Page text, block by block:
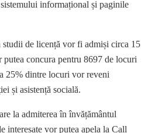
informațional și paginile
studii de licență vor fi admiși circa 15
concura pentru 8697 de locuri
25% dintre locuri vor reveni
și asistență socială.
la admiterea în învățământul
interesate vor putea apela la Call